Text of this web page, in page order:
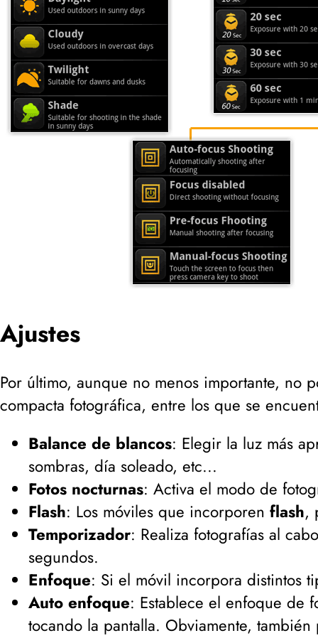
Ajustes
Por último, aunque no menos importante, no
compacta fotográfica, entre los que se
Balance de blancos: Elegir la luz más
sombras, día soleado, etc...
Fotos nocturnas: Activa el modo de
Flash: Los móviles que incorporen flash,
Temporizador: Realiza fotografías al
segundos.
Enfoque: Si el móvil incorpora distintos
Auto enfoque: Establece el enfoque de
tocando la pantalla. Obviamente,